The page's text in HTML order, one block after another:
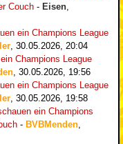
Couch - Eisen
ein Champions League
30.05.2026, 20:04
Champions League
30.05.2026, 19:56
ein Champions League
30.05.2026, 19:58
ein Champions
- BVBMenden